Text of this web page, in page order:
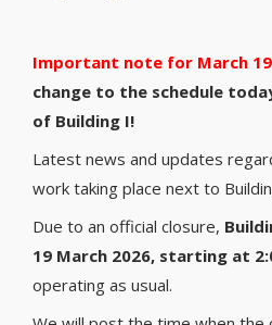
Important note for March
change to the schedule
of Building I!
Latest news and updates
work taking place next to
Due to an official closure,
19 March 2026, starting at
operating as usual.